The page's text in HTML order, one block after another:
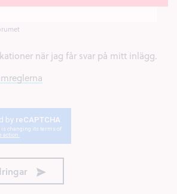
när jag får svar på mitt inlägg.